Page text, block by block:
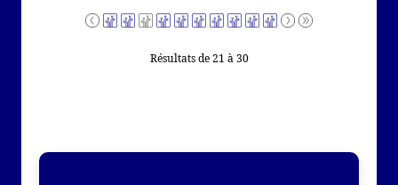
Résultats de 21 à 30